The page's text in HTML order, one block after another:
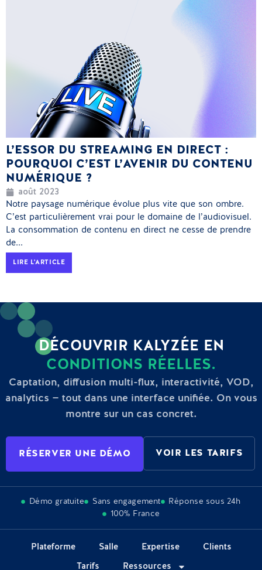
L’ESSOR DU STREAMING EN DIRECT :
POURQUOI C’EST L’AVENIR DU CONTENU
NUMÉRIQUE ?
août 2023
Notre paysage numérique évolue plus vite que son ombre.
C’est particulièrement vrai pour le domaine de l’audiovisuel.
La consommation de contenu en direct ne cesse de prendre
de...
LIRE L'ARTICLE
DÉCOUVRIR KALYZÉE EN
CONDITIONS RÉELLES.
Captation, diffusion multi-flux, interactivité, VOD,
analytics — tout dans une interface unifiée. On vous
montre sur un cas concret.
RÉSERVER UNE DÉMO VOIR LES TARIFS
Démo gratuite Sans engagement
Réponse sous 24h
100% France
Plateforme Salle Expertise Clients
Tarifs Ressources